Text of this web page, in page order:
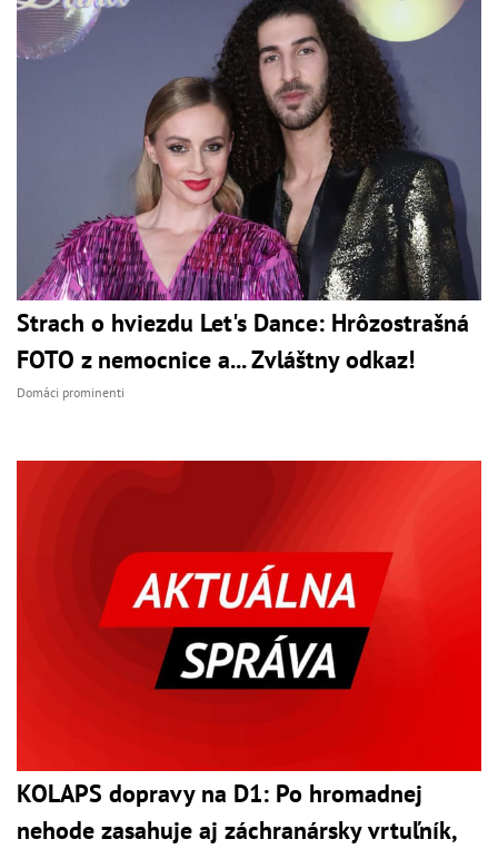
Strach o hviezdu Let's Dance: Hrôzostrašná
FOTO z nemocnice a... Zvláštny odkaz!
Domáci prominenti
KOLAPS dopravy na D1: Po hromadnej
nehode zasahuje aj záchranársky vrtuľník,